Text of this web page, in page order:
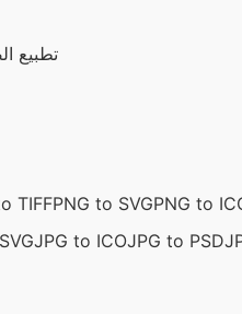
تطبيع
TIFFPNG to SVGPNG to
JPG to ICOJPG to PSD